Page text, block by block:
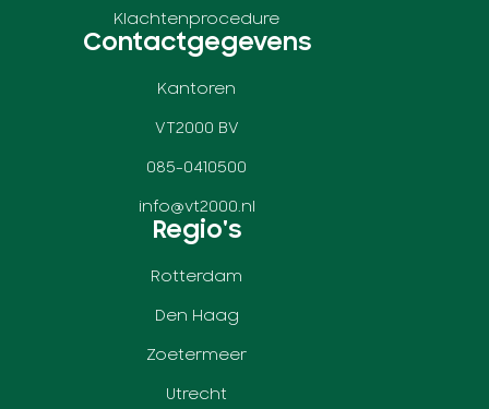
Klachtenprocedure
Contactgegevens
Kantoren
VT2000 BV
085-0410500
info@vt2000.nl
Regio's
Rotterdam
Den Haag
Zoetermeer
Utrecht